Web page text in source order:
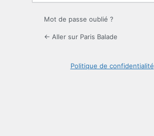
Mot de passe oublié ?
← Aller sur Paris Balade
Politique de confidentialité